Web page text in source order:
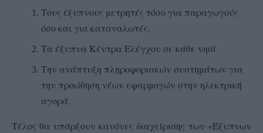
Τους έξυπνους μετρητές τόσο για παραγωγούς
όσο και για καταναλωτές.
Τα έξυπνα Κέντρα Ελέγχου σε κάθε νησί
Την ανάπτυξη πληροφοριακών συστημάτων για
την προώθηση νέων εφαρμογών στην ηλεκτρική
αγορά.
Τέλος θα υπάρξουν κανόνες διαχείρισης των «Έξυπνων